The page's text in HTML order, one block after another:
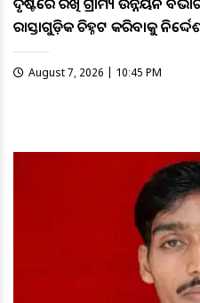
ରାସ୍ତାଗୁଡ଼ିକ ଚିହ୍ନଟ କରିବାକୁ
August 7, 2026 | 10:45 PM